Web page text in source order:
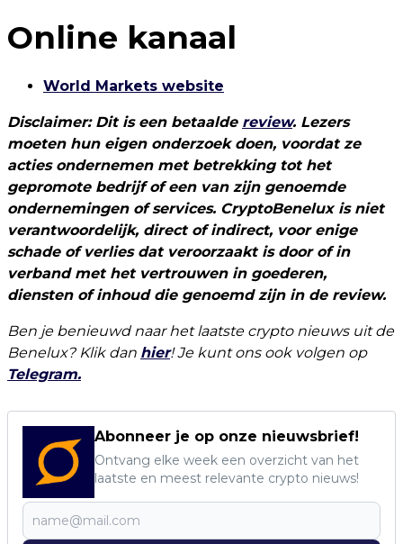
Online kanaal
World Markets website
Disclaimer: Dit is een betaalde review. Lezers
moeten hun eigen onderzoek doen, voordat ze
acties ondernemen met betrekking tot het
gepromote bedrijf of een van zijn genoemde
ondernemingen of services. CryptoBenelux is niet
verantwoordelijk, direct of indirect, voor enige
schade of verlies dat veroorzaakt is door of in
verband met het vertrouwen in goederen,
diensten of inhoud die genoemd zijn in de review.
Ben je benieuwd naar het laatste crypto nieuws uit de
Benelux? Klik dan hier! Je kunt ons ook volgen op
Telegram.
Abonneer je op onze nieuwsbrief!
Ontvang elke week een overzicht van het
laatste en meest relevante crypto nieuws!